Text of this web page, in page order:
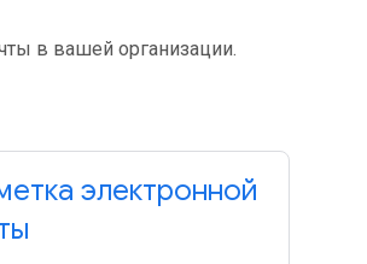
в вашей организации.
электронной